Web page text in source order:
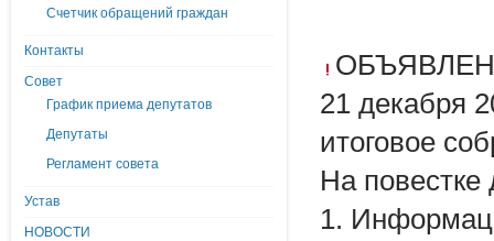
Счетчик обращений граждан
Контакты
Совет
График приема депутатов
Депутаты
Регламент совета
Устав
НОВОСТИ
21 декабря
итоговое
На повестке
1.